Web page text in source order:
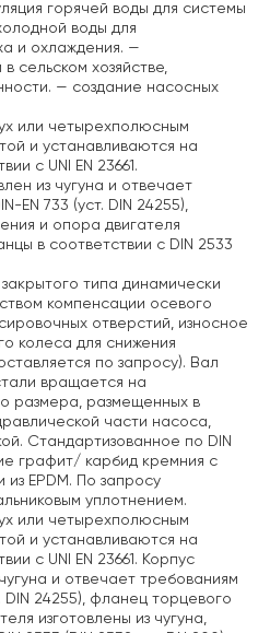
горячей воды для системы
воды для
и охлаждения. —
сельском хозяйстве,
— создание насосных
или четырехполюсным
и устанавливаются на
с UNI EN 23661.
из чугуна и отвечает
EN 733 (уст. DIN 24255),
и опора двигателя
в соответствии с DIN 2533
типа динамически
компенсации осевого
отверстий, износное
колеса для снижения
по запросу). Вал
вращается на
размера, размещенных в
части насоса,
Стандартизованное по DIN
графит/ карбид кремния с
из EPDM. По запросу
уплотнением.
или четырехполюсным
и устанавливаются на
с UNI EN 23661. Корпус
и отвечает требованиям
DIN 24255), фланец торцевого
изготовлены из чугуна,